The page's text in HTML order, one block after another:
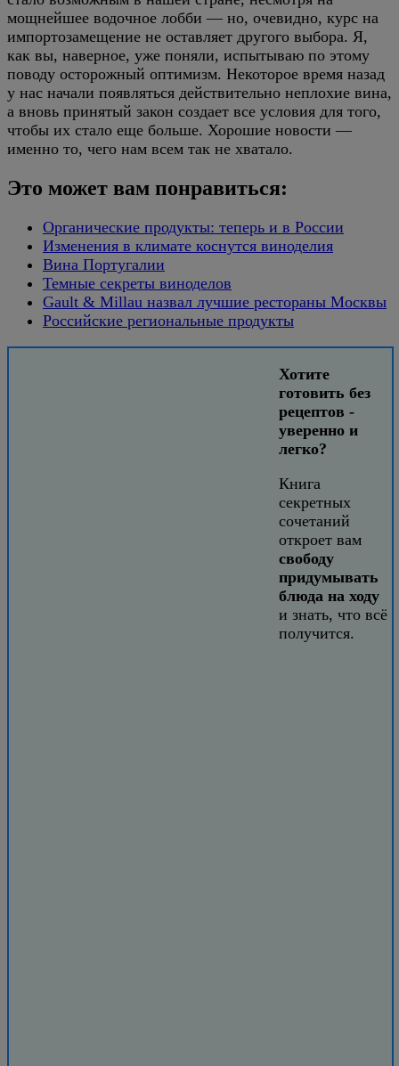
мощнейшее водочное лобби — но, очевидно, курс на
импортозамещение не оставляет другого выбора. Я,
как вы, наверное, уже поняли, испытываю по этому
поводу осторожный оптимизм. Некоторое время назад
у нас начали появляться действительно неплохие вина,
а вновь принятый закон создает все условия для того,
чтобы их стало еще больше. Хорошие новости —
именно то, чего нам всем так не хватало.
Это может вам понравиться:
Органические продукты: теперь и в России
Изменения в климате коснутся виноделия
Вина Португалии
Темные секреты виноделов
Gault & Millau назвал лучшие рестораны Москвы
Российские региональные продукты
Хотите
готовить без
рецептов -
уверенно и
легко?
Книга
секретных
сочетаний
откроет вам
свободу
придумывать
блюда на ходу
и знать, что всё
получится.